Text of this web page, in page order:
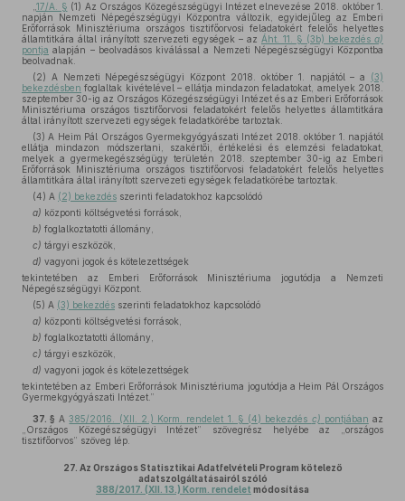
17/A. § (1) Az Országos Közegészségügyi Intézet elnevezése 2018. október 1.
napján Nemzeti Népegészségügyi Központra változik, egyidejűleg az Emberi
Erőforrások Minisztériuma országos tisztifőorvosi feladatokért felelős helyettes
államtitkára által irányított szervezeti egységek – az Áht. 11. § (3b) bekezdés a)
pontja alapján – beolvadásos kiválással a Nemzeti Népegészségügyi Központba
beolvadnak.
(2) A Nemzeti Népegészségügyi Központ 2018. október 1. napjától – a (3)
bekezdésben foglaltak kivételével – ellátja mindazon feladatokat, amelyek 2018.
szeptember 30-ig az Országos Közegészségügyi Intézet és az Emberi Erőforrások
Minisztériuma országos tisztifőorvosi feladatokért felelős helyettes államtitkára
által irányított szervezeti egységek feladatkörébe tartoztak.
(3) A Heim Pál Országos Gyermekgyógyászati Intézet 2018. október 1. napjától
ellátja mindazon módszertani, szakértői, értékelési és elemzési feladatokat,
melyek a gyermekegészségügy területén 2018. szeptember 30-ig az Emberi
Erőforrások Minisztériuma országos tisztifőorvosi feladatokért felelős helyettes
államtitkára által irányított szervezeti egységek feladatkörébe tartoztak.
(4) A (2) bekezdés szerinti feladatokhoz kapcsolódó
a) központi költségvetési források,
b) foglalkoztatotti állomány,
c) tárgyi eszközök,
d) vagyoni jogok és kötelezettségek
tekintetében az Emberi Erőforrások Minisztériuma jogutódja a Nemzeti
Népegészségügyi Központ.
(5) A (3) bekezdés szerinti feladatokhoz kapcsolódó
a) központi költségvetési források,
b) foglalkoztatotti állomány,
c) tárgyi eszközök,
d) vagyoni jogok és kötelezettségek
tekintetében az Emberi Erőforrások Minisztériuma jogutódja a Heim Pál Országos
Gyermekgyógyászati Intézet.”
37. § A385/2016. (XII. 2.) Korm. rendelet 1. § (4) bekezdés c) pontjában az
„Országos Közegészségügyi Intézet” szövegrész helyébe az „országos
tisztifőorvos” szöveg lép.
27. Az Országos Statisztikai Adatfelvételi Program kötelező
adatszolgáltatásairól szóló
388/2017. (XII. 13.) Korm. rendelet módosítása